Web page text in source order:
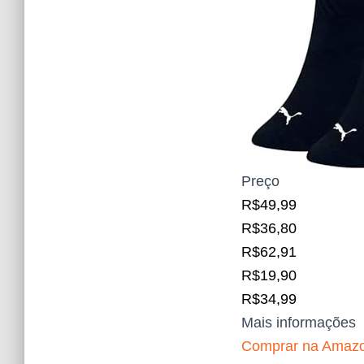
Preço
R$49,99
R$36,80
R$62,91
R$19,90
R$34,99
Mais informações
Comprar na